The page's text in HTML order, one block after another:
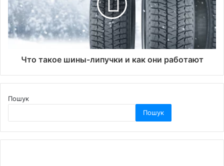
Что такое шины-липучки и как они работают
Пошук
Пошук